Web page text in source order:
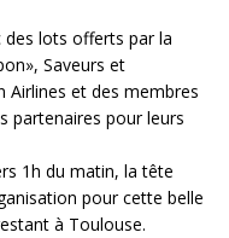
lots offerts par la
Saveurs et
Airlines et des membres
partenaires pour leurs
1h du matin, la tête
pour cette belle
à Toulouse.